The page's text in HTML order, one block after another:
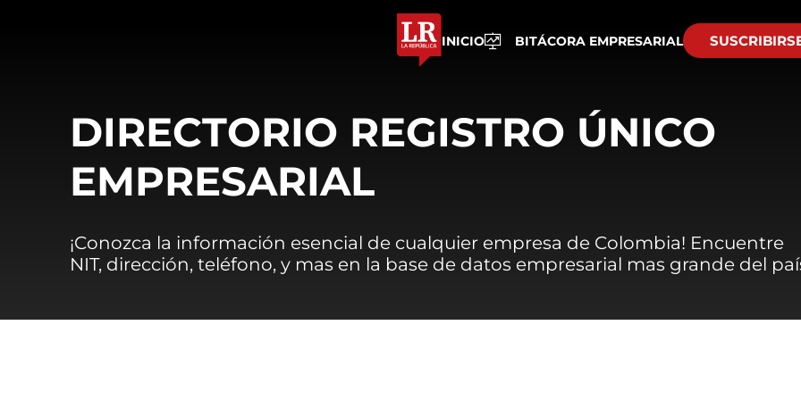
INICIO BITÁCORA EMPRESARIAL
DIRECTORIO REGISTRO ÚNICO
EMPRESARIAL
¡Conozca la información esencial de cualquier empresa de Colombia! Encuentre
NIT, dirección, teléfono, y mas en la base de datos empresarial mas grande del